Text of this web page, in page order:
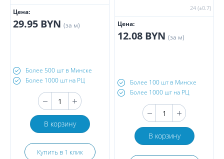
Цена:
29.95 BYN (за м)
Более 500 шт в Минске
Более 1000 шт на РЦ
В корзину
Купить в 1 клик
24 (±0.7)
Цена:
12.08 BYN (за м)
Более 100 шт в Минске
Более 1000 шт на РЦ
В корзину